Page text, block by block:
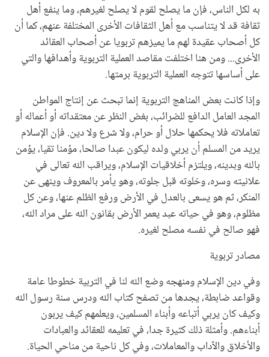
به لكل الناس، فإن ما يصلح لقوم لا يصلح لغيرهم، وما ينفع أهل
ثقافة قد لا يتناسب مع أهل الثقافات الأخرى المختلفة عنهم، كما أن
كل أصحاب عقيدة لهم ما يميزهم تربويا عن أصحاب العقائد
الأخرى... ومن هنا اختلفت مقاصد العملية التربوية وأهدافها والتي
على أساسها تتوجه العملية التربوية برمتها.
وإذا كانت بعض المناهج التربوية إنما تبحث عن إنتاج المواطن
المجد العامل الدافع للضرائب، بغض النظر عن معتقداته أو أعماله أو
تعاملاته فلا يحكمها حلال أو حرام، ولا شرع ولا دين. فإن الإسلام
يريد من المسلم أن يربي ولده ليكون عبدا صالحا، مؤمنا تقيا، يؤمن
بالله وبدينه، ويلتزم أخلاقيات الإسلام، ويراقب الله تعالى في
علانيته وسره، وخلوته قبل جلوته، وهو يأمر بالمعروف وينهى عن
المنكر، ثم هو يسعى بالعدل في الأرض ورفع الظلم عنها، وعن كل
مظلوم، وهو في حياته عبد يعمر الأرض بقانون الله على مراد الله،
فهو صالح في نفسه مصلح لغيره.
مصادر تربوية
وفي دين الإسلام ومنهجه وضع الله لنا في التربية خطوطا عامة
وقواعد ضابطة، يجدها من تصفح كتاب الله ودرس سنة رسول الله
وكيف كان يربي أتباعه وأبناء المسلمين، ويعلمهم كيف يربون
أبناءهم. وأمثلة ذلك كثيرة جدا، في تعليمه للعقائد والعبادات
والأخلاق والآداب والمعاملات، وفي كل ناحية من مناحي الحياة.